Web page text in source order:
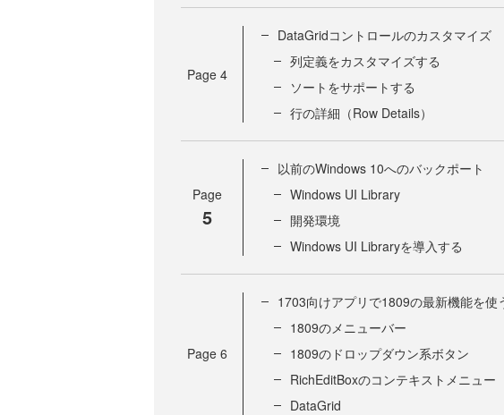
Page 4
DataGridコントロールのカスタマイズ
列定義をカスタマイズする
ソートをサポートする
行の詳細（Row Details）
Page
5
以前のWindows 10へのバックポート
Windows UI Library
開発環境
Windows UI Libraryを導入する
Page 6
1703向けアプリで1809の最新機能を使
1809のメニューバー
1809のドロップダウン系ボタン
RichEditBoxのコンテキストメニュー
DataGrid